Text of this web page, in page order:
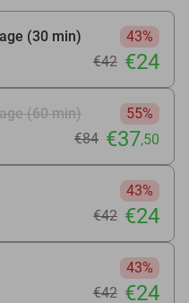
(30 min)
43%
€42 €24
(60 min)
55%
€84 €37,50
43%
€42 €24
43%
€42 €24